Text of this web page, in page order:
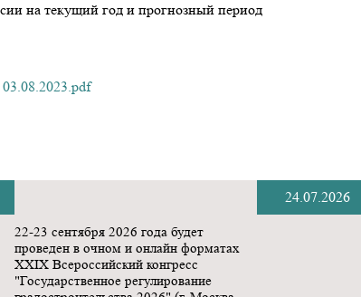
на текущий год и прогнозный период
22-23 сентября 2026 года будет
проведен в очном и онлайн форматах
ХХIX Всероссийский конгресс
"Государственное регулирование
24.07.2026